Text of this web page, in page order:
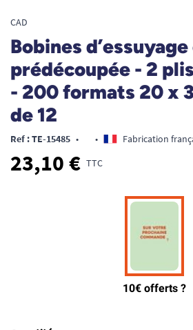
CAD
Bobines
prédécoupée - 2
- 200 formats 20 x
de 12
Ref : TE-15485 • • Fabrication
23,10 € TTC